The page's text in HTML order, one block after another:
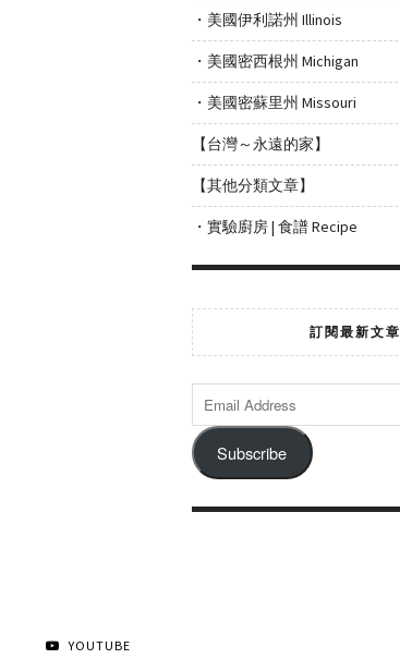
・美國伊利諾州 Illinois
・美國密西根州 Michigan
・美國密蘇里州 Missouri
【台灣～永遠的家】
【其他分類文章】
・實驗廚房 | 食譜 Recipe
訂閱最新文章
Subscribe
YOUTUBE